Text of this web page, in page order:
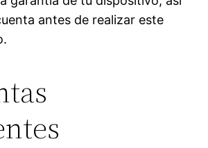
antes de realizar este